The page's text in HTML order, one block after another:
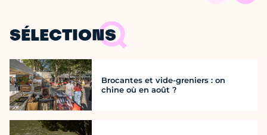
SÉLECTIONS
Brocantes et vide-greniers : on
chine où en août ?